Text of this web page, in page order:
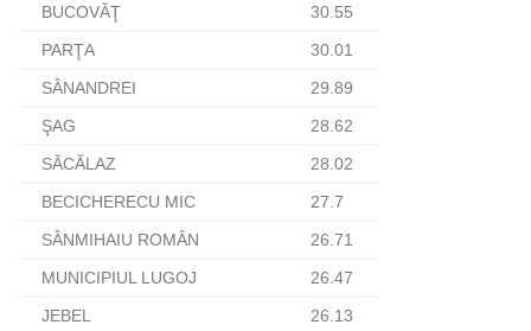
BUCOVĂŢ 30.55
PARŢA 30.01
SÂNANDREI 29.89
ŞAG 28.62
SĂCĂLAZ 28.02
BECICHERECU MIC 27.7
SÂNMIHAIU ROMÂN 26.71
MUNICIPIUL LUGOJ 26.47
JEBEL 26.13